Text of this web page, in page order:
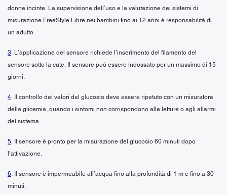
donne incinte. La supervisione dell’uso e la valutazione dei sistemi di
misurazione FreeStyle Libre nei bambini fino ai 12 anni è responsabilità di
un adulto.
3. L’applicazione del sensore richiede l’inserimento del filamento del
sensore sotto la cute. Il sensore può essere indossato per un massimo di 15
giorni.
4. Il controllo dei valori del glucosio deve essere ripetuto con un misuratore
della glicemia, quando i sintomi non corrispondono alle letture o agli allarmi
del sistema.
5. Il sensore è pronto per la misurazione del glucosio 60 minuti dopo
l’attivazione.
6. Il sensore è impermeabile all’acqua fino alla profondità di 1 m e fino a 30
minuti.